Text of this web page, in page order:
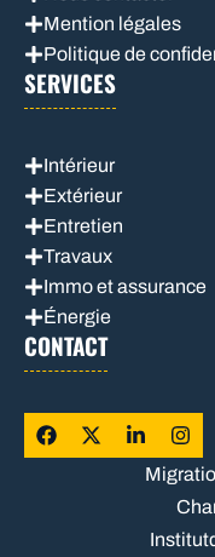
Mention légales
Politique de
SERVICES
Intérieur
Extérieur
Entretien
Travaux
Immo et assurance
Énergie
CONTACT